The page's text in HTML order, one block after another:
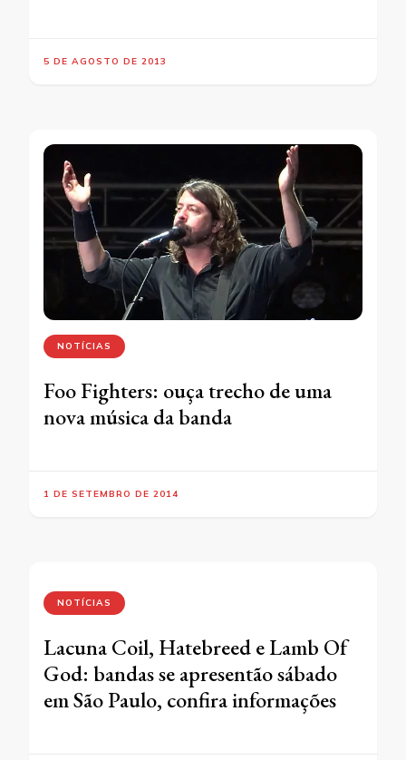
5 DE AGOSTO DE 2013
NOTÍCIAS
Foo Fighters: ouça trecho de uma
nova música da banda
1 DE SETEMBRO DE 2014
NOTÍCIAS
Lacuna Coil, Hatebreed e Lamb Of
God: bandas se apresentão sábado
em São Paulo, confira informações